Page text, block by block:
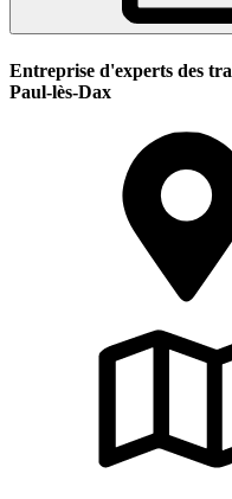
Entreprise d'experts des
Paul-lès-Dax